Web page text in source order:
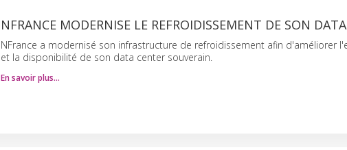
NFRANCE MODERNISE LE REFROIDISSEMENT DE SON
NFrance a modernisé son infrastructure de refroidissement afin d'améliorer
et la disponibilité de son data center souverain.
En savoir plus…